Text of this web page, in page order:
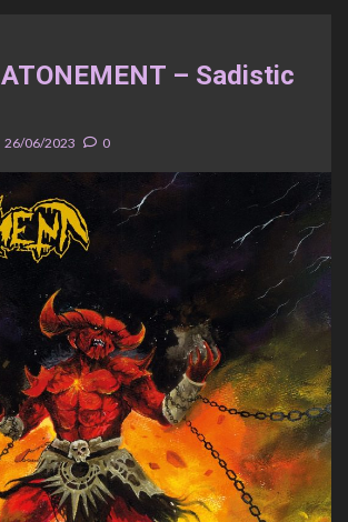
– Sadistic
26/06/2023 0